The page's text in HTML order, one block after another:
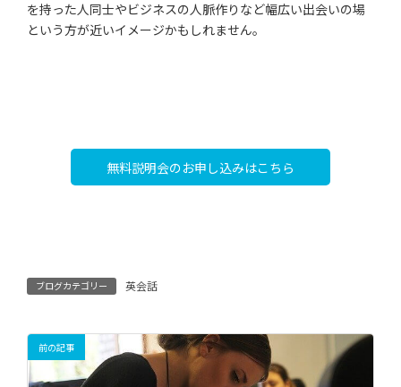
を持った人同士やビジネスの人脈作りなど幅広い出会いの場
という方が近いイメージかもしれません。
無料説明会のお申し込みはこちら
ブログカテゴリー 英会話
前の記事